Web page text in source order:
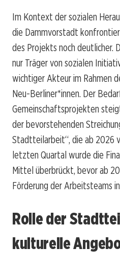
Im Kontext der sozialen
die Dammvorstadt
des Projekts noch deutlicher.
nur Träger von sozialen
wichtiger Akteur im Rahmen
Neu-Berliner*innen. Der
Gemeinschaftsprojekten
der bevorstehenden
Stadtteilarbeit“, die ab 2026
letzten Quartal wurde die
Mittel überbrückt, bevor ab
Förderung der Arbeitsteams
Rolle der
kulturelle